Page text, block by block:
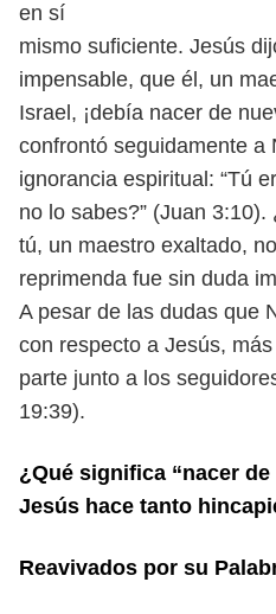
en sí
mismo suficiente. Jesús
impensable, que él, un
Israel, ¡debía nacer de
confrontó seguidamente a
ignorancia espiritual: “Tú
no lo sabes?” (Juan
tú, un maestro exaltado,
reprimenda fue sin duda
A pesar de las dudas que
con respecto a Jesús,
parte junto a los
19:39).
¿Qué significa “nacer
Jesús hace tanto
Reavivados por su